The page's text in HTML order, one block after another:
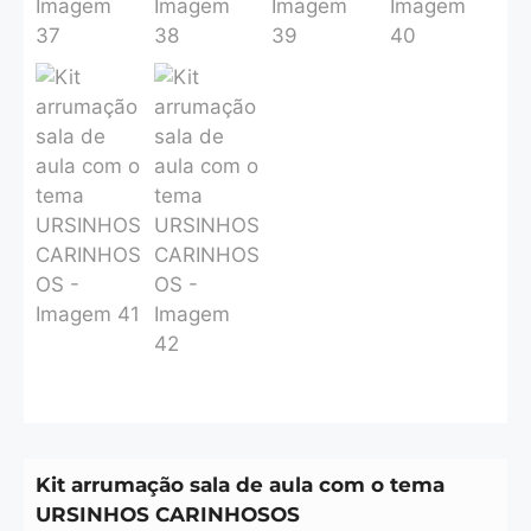
Kit arrumação sala de aula com o tema
URSINHOS CARINHOSOS